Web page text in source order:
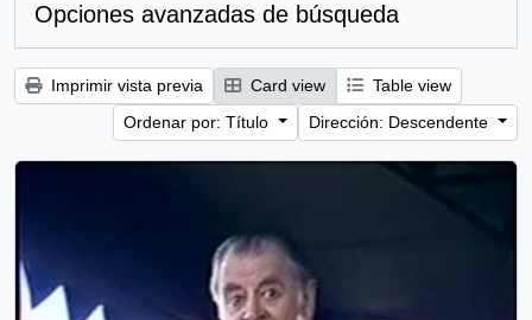
Opciones avanzadas de búsqueda
Imprimir vista previa Card view
Table view
Ordenar por: Título
Dirección: Descendente